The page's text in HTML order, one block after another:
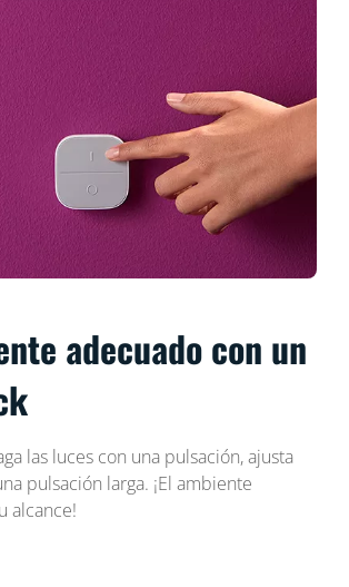
adecuado con un
las luces con una pulsación, ajusta
pulsación larga. ¡El ambiente
alcance!